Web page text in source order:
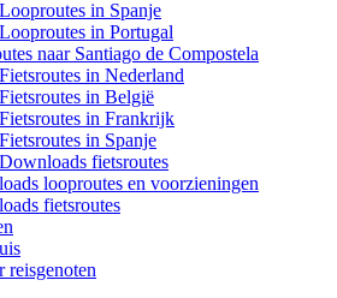
Looproutes in Spanje
Looproutes in Portugal
naar Santiago de Compostela
Fietsroutes in Nederland
Fietsroutes in België
Fietsroutes in Frankrijk
Fietsroutes in Spanje
Downloads fietsroutes
looproutes en voorzieningen
fietsroutes
reisgenoten